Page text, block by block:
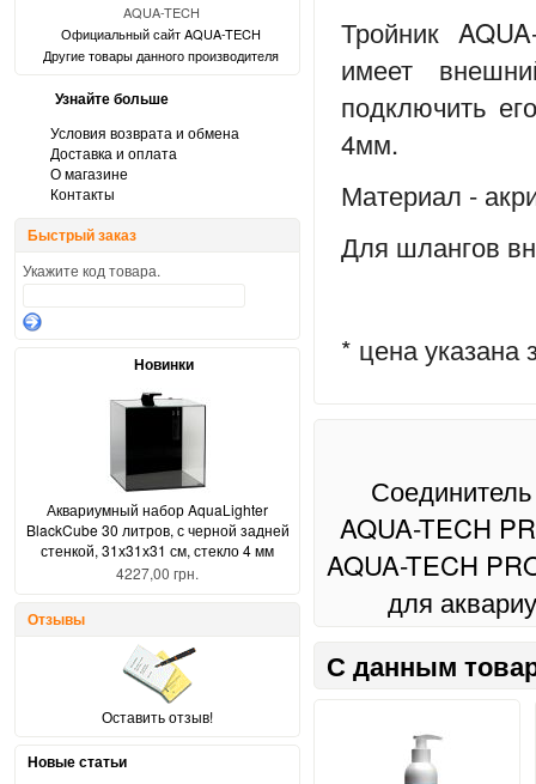
Тройник
имеет
подключить
4мм.
Материал -
Для шлангов
* цена указана
AQUA-TECH
AQUA-TECH
для
С данным
AQUA-TECH
Официальный сайт AQUA-TECH
Другие товары данного производителя
Узнайте больше
Условия возврата и обмена
Доставка и оплата
О магазине
Контакты
Быстрый заказ
Укажите код товара.
Новинки
Аквариумный набор AquaLighter
BlackCube 30 литров, с черной задней
стенкой, 31х31х31 см, стекло 4 мм
4227,00 грн.
Отзывы
Оставить отзыв!
Новые статьи